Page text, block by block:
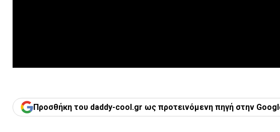
Προσθήκη του daddy-cool.gr ως προτεινόμενη πηγή στην